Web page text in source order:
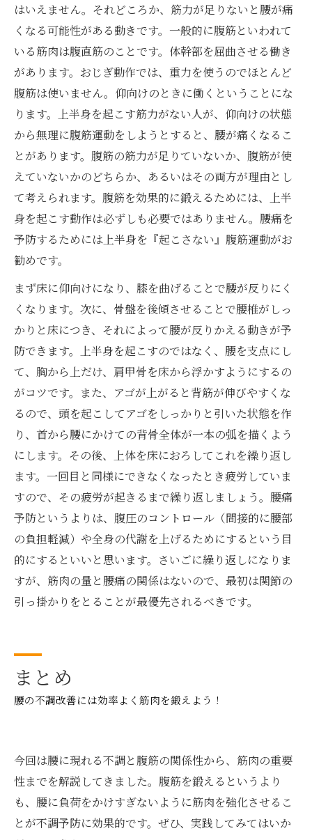
はいえません。それどころか、筋力が足りないと腰が痛
くなる可能性がある動きです。一般的に腹筋といわれて
いる筋肉は腹直筋のことです。体幹部を屈曲させる働き
があります。おじぎ動作では、重力を使うのでほとんど
腹筋は使いません。仰向けのときに働くということにな
ります。上半身を起こす筋力がない人が、仰向けの状態
から無理に腹筋運動をしようとすると、腰が痛くなるこ
とがあります。腹筋の筋力が足りていないか、腹筋が使
えていないかのどちらか、あるいはその両方が理由とし
て考えられます。腹筋を効果的に鍛えるためには、上半
身を起こす動作は必ずしも必要ではありません。腰痛を
予防するためには上半身を『起こさない』腹筋運動がお
勧めです。
まず床に仰向けになり、膝を曲げることで腰が反りにく
くなります。次に、骨盤を後傾させることで腰椎がしっ
かりと床につき、それによって腰が反りかえる動きが予
防できます。上半身を起こすのではなく、腰を支点にし
て、胸から上だけ、肩甲骨を床から浮かすようにするの
がコツです。また、アゴが上がると背筋が伸びやすくな
るので、頭を起こしてアゴをしっかりと引いた状態を作
り、首から腰にかけての背骨全体が一本の弧を描くよう
にします。その後、上体を床におろしてこれを繰り返し
ます。一回目と同様にできなくなったとき疲労していま
すので、その疲労が起きるまで繰り返しましょう。腰痛
予防というよりは、腹圧のコントロール（間接的に腰部
の負担軽減）や全身の代謝を上げるためにするという目
的にするといいと思います。さいごに繰り返しになりま
すが、筋肉の量と腰痛の関係はないので、最初は関節の
引っ掛かりをとることが最優先されるべきです。
腰の不調改善には効率よく筋肉を鍛えよう！
まとめ
今回は腰に現れる不調と腹筋の関係性から、筋肉の重要
性までを解説してきました。腹筋を鍛えるというより
も、腰に負荷をかけすぎないように筋肉を強化させるこ
とが不調予防に効果的です。ぜひ、実践してみてはいか